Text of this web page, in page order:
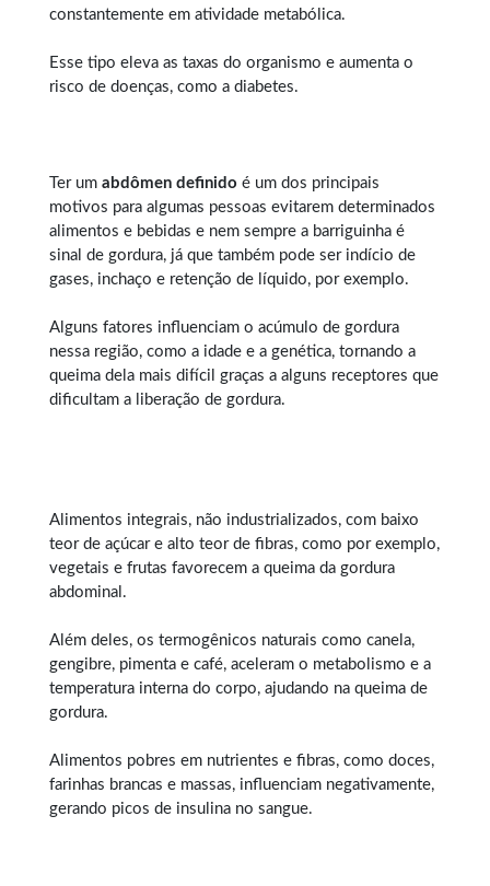
constantemente em atividade metabólica.
Esse tipo eleva as taxas do organismo e aumenta o
risco de doenças, como a diabetes.
Ter um abdômen definido é um dos principais
motivos para algumas pessoas evitarem determinados
alimentos e bebidas e nem sempre a barriguinha é
sinal de gordura, já que também pode ser indício de
gases, inchaço e retenção de líquido, por exemplo.
Alguns fatores influenciam o acúmulo de gordura
nessa região, como a idade e a genética, tornando a
queima dela mais difícil graças a alguns receptores que
dificultam a liberação de gordura.
Alimentos integrais, não industrializados, com baixo
teor de açúcar e alto teor de fibras, como por exemplo,
vegetais e frutas favorecem a queima da gordura
abdominal.
Além deles, os termogênicos naturais como canela,
gengibre, pimenta e café, aceleram o metabolismo e a
temperatura interna do corpo, ajudando na queima de
gordura.
Alimentos pobres em nutrientes e fibras, como doces,
farinhas brancas e massas, influenciam negativamente,
gerando picos de insulina no sangue.